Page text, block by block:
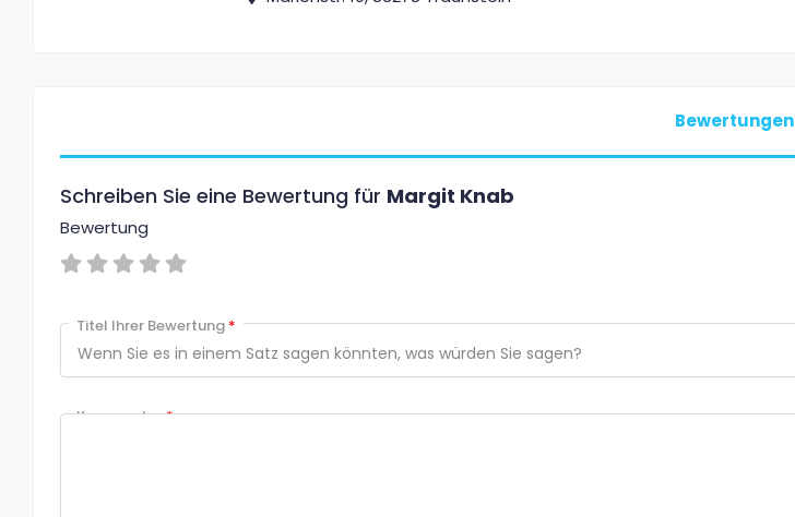
Bewertungen
Schreiben Sie eine Bewertung für Margit Knab
Bewertung
Titel Ihrer Bewertung *
Kommentar*